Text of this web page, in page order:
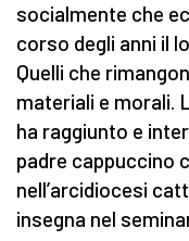
socialmente che
corso degli anni il
Quelli che
materiali e morali.
ha raggiunto e
padre cappuccino
nell’arcidiocesi
insegna nel